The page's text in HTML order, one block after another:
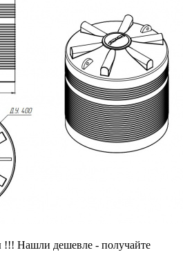
!!! Нашли дешевле - получайте